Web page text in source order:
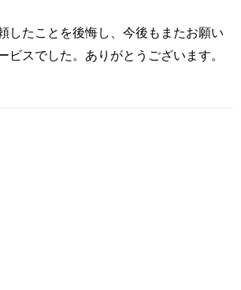
したことを後悔し、今後もまたお願い
ビスでした。ありがとうございます。